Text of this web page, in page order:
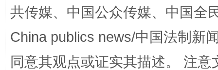
全民健身五年计划来了！等你上场
共传媒、中国公众传媒、中国全
China publics news/中国法制新
同意其观点或证实其描述。 注